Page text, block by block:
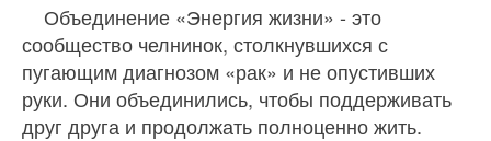
Объединение «Энергия жизни» - это
сообщество челнинок, столкнувшихся с
пугающим диагнозом «рак» и не опустивших
руки. Они объединились, чтобы поддерживать
друг друга и продолжать полноценно жить.